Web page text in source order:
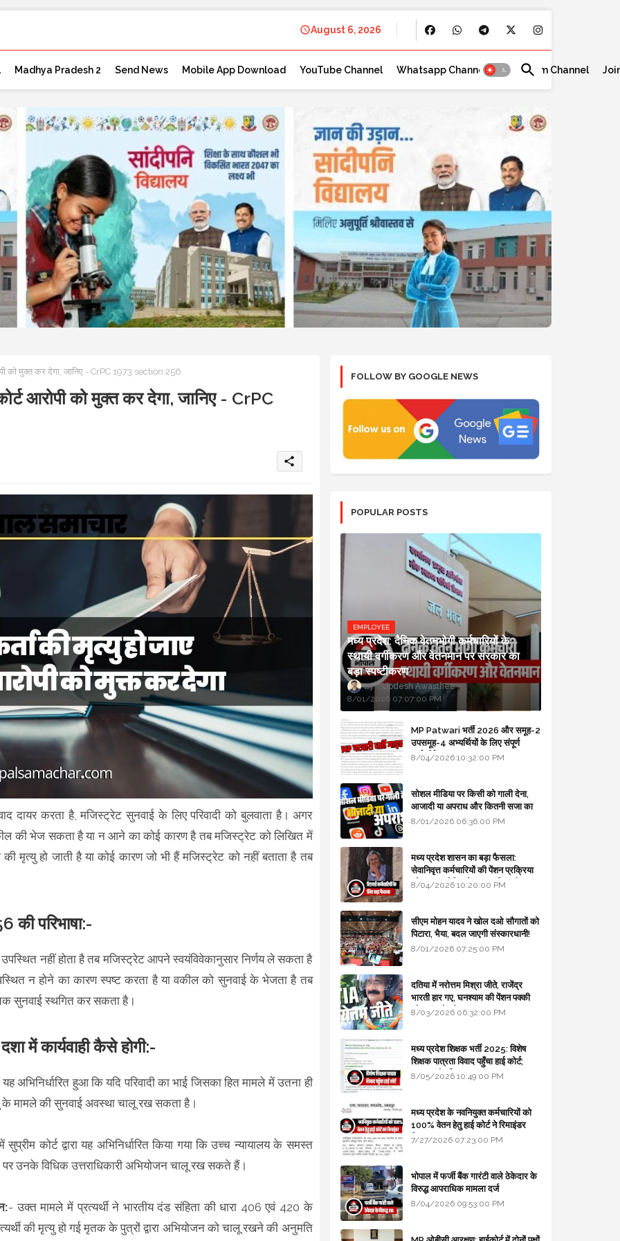
August 6, 2026
Madhya Pradesh 2 Send News Mobile App Download YouTube Channel Whatsapp Channel Telegram Channel
को मुक्त कर देगा, जानिए - CrPC 1973 section 256
आरोपी को मुक्त कर देगा, जानिए - CrPC
share
दायर करता है, मजिस्ट्रेट सुनवाई के लिए परिवादी को बुलवाता है। अगर
की भेज सकता है या न आने का कोई कारण है तब मजिस्ट्रेट को लिखित में
मृत्यु हो जाती है या कोई कारण जो भी हैं मजिस्ट्रेट को नहीं बताता है तब
की परिभाषा:-
नहीं होता है तब मजिस्ट्रेट आपने स्वयंविवेकानुसार निर्णय ले सकता है
न होने का कारण स्पष्ट करता है या वकील को सुनवाई के भेजता है तब
सुनवाई स्थगित कर सकता है।
में कार्यवाही कैसे होगी:-
अभिनिर्धारित हुआ कि यदि परिवादी का भाई जिसका हित मामले में उतना ही
के मामले की सुनवाई अवस्था चालू रख सकता है।
कोर्ट द्वारा यह अभिनिर्धारित किया गया कि उच्च न्यायालय के समस्त
पर उनके विधिक उत्तराधिकारी अभियोजन चालू रख सकते हैं।
- उक्त मामले में प्रत्यर्थी ने भारतीय दंड संहिता की धारा 406 एवं 420 के
की मृत्यु हो गई मृतक के पुत्रों द्वारा अभियोजन को चालू रखने की अनुमति
FOLLOW BY GOOGLE NEWS
POPULAR POSTS
EMPLOYEE
मध्य प्रदेश: दैनिक वेतनभोगी कर्मचारियों के
स्थायी वर्गीकरण और वेतनमान पर सरकार का
बड़ा स्पष्टीकरण
Updesh Awasthee
8/01/2026 07:07:00 PM
MP Patwari भर्ती 2026 और समूह-2
उपसमूह-4 अभ्यर्थियों के लिए संपूर्ण
मार्गदर्शिका
8/04/2026 10:32:00 PM
सोशल मीडिया पर किसी को गाली देना,
आजादी या अपराध और कितनी सजा का
प्रावधान - free legal advice
8/01/2026 06:36:00 PM
मध्य प्रदेश शासन का बड़ा फैसला:
सेवानिवृत्त कर्मचारियों की पेंशन प्रक्रिया
और बजट कोडिंग में हुए क्रांतिकारी
8/04/2026 10:20:00 PM
सीएम मोहन यादव ने खोल दओ सौगातों को
पिटारा, भैया, बदल जाएगी संस्कारधानी!
8/01/2026 07:25:00 PM
दतिया में नरोत्तम मिश्रा जीते, राजेंद्र
भारती हार गए, घनश्याम की पेंशन पक्की
और आशुतोष बैक टू...
8/03/2026 06:32:00 PM
मध्य प्रदेश शिक्षक भर्ती 2025: विशेष
शिक्षक पात्रता विवाद पहुँचा हाई कोर्ट;
सरकार से माँगा जवाब
8/05/2026 10:49:00 PM
मध्य प्रदेश के नवनियुक्त कर्मचारियों को
100% वेतन हेतु हाई कोर्ट ने रिमाइंडर
लिखा
7/27/2026 07:23:00 PM
भोपाल में फर्जी बैंक गारंटी वाले ठेकेदार के
विरुद्ध आपराधिक मामला दर्ज
8/04/2026 09:53:00 PM